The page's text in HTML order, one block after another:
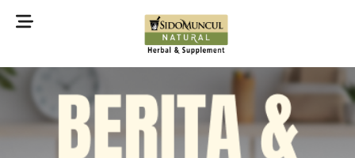
©2022 Sidomuncul Natural All right reserved